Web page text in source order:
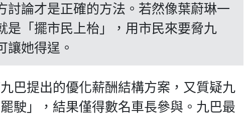
討論才是正確的方法。若然像葉蔚琳一
是「擺市民上枱」，用市民來要脅九
讓她得逞。
巴提出的優化薪酬結構方案，又質疑九
駛」，結果僅得數名車長參與。九巴最